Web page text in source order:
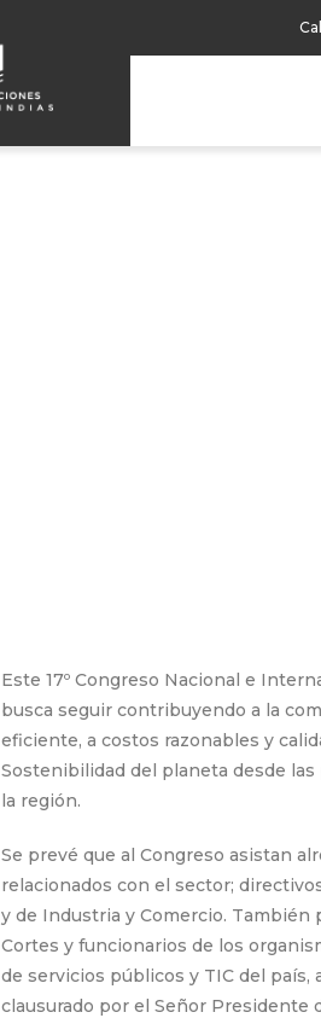
Este 17º Congreso Nacional e
busca seguir contribuyendo a la
eficiente, a costos razonables y
Sostenibilidad del planeta desde
la región.
Se prevé que al Congreso asistan
relacionados con el sector;
y de Industria y Comercio. También
Cortes y funcionarios de los
de servicios públicos y TIC del país,
clausurado por el Señor Presidente